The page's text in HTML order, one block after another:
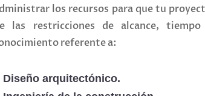
los recursos para que tu
las restricciones de alcance,
referente a:
Diseño arquitectónico.